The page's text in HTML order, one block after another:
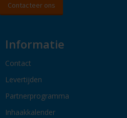
Contacteer ons
Informatie
Contact
Levertijden
Partnerprogramma
Inhaakkalender